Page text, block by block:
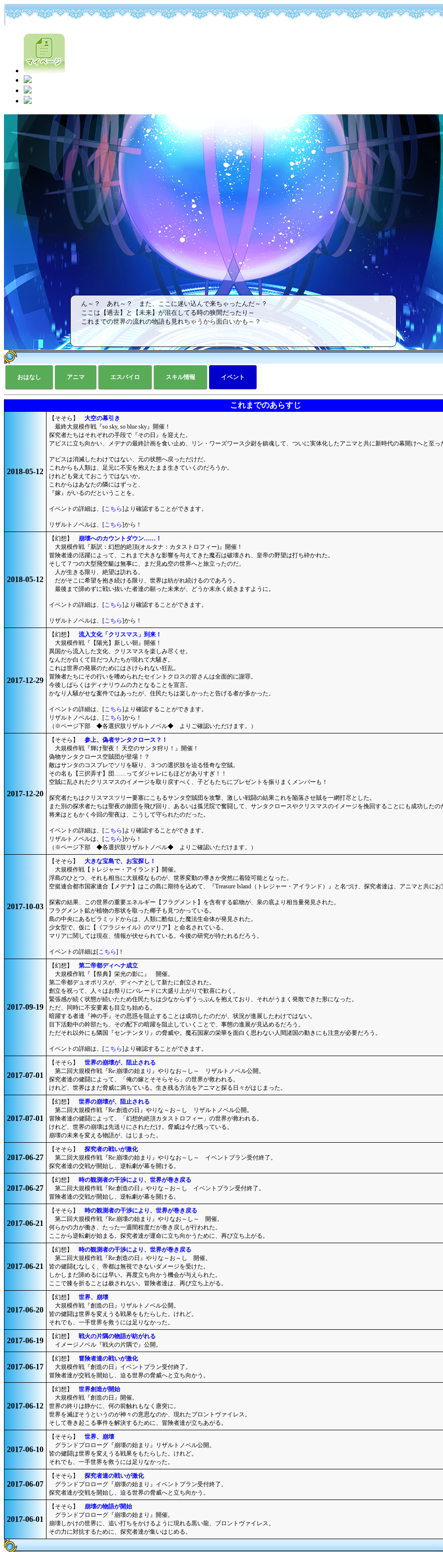
ん～？ あれ～？ また、ここに迷い込んで来ちゃったんだ～？
ここは【過去】と【未来】が混在してる時の狭間だったり～
これまでの世界の流れの物語も見れちゃうから面白いかも～？
おはなし アニマ エスバイロ スキル情報 イベント
これまでのあらすじ
2018-05-12
【そそら】 大空の幕引き
最終大規模作戦『so sky, so blue sky』開催！
探究者たちはそれぞれの手段で『その日』を迎えた。
アビスに立ち向かい、メデナの最終計画を食い止め、リン・ワーズワース少尉を鎮魂して、ついに実体化したアニマと共に新時代の幕開けへと至っ
アビスは消滅したわけではない、元の状態へ戻っただけだ。
これからも人類は、足元に不安を抱えたまま生きていくのだろうか。
けれども覚えておこうではないか。
これからはあなたの隣にはずっと、
『嫁』がいるのだということを。
イベントの詳細は、[こちら]より確認することができます。
リザルトノベルは、[こちら]から！
2018-05-12
【幻想】 崩壊へのカウントダウン……！
大規模作戦『新訳：幻想的絶頂(オルタナ：カタストロフィー)』開催！
冒険者達の活躍によって、これまで大きな影響を与えてきた魔石は破壊され、皇帝の野望は打ち砕かれた。
そして７つの大型飛空艇は無事に、まだ見ぬ空の世界へと旅立ったのだ。
人が生きる限り、絶望は訪れる。
だがそこに希望を抱き続ける限り、世界は紡がれ続けるのであろう。
最後まで諦めずに戦い抜いた者達の願った未来が、どうか末永く続きますように。
イベントの詳細は、[こちら]より確認することができます。
リザルトノベルは、[こちら]から！
2017-12-29
【幻想】 流入文化「クリスマス」到来！
大規模作戦『【陽光】新しい朝』開催！
異国から流入した文化、クリスマスを楽しみ尽くせ。
なんだか白くて目だつ人たちが現れて大騒ぎ。
これは世界の発展のためにはさけられない狂乱。
冒険者たちにその行いを嗜められたセイントクロスの皆さんは全面的に謝罪。
今後しばらくはディナリウムの力となることを宣言。
かなり人騒がせな案件ではあったが、住民たちは楽しかったと告げる者が多かった。
イベントの詳細は、[こちら]より確認することができます。
リザルトノベルは、[こちら]から！
（※ページ下部 ◆各選択肢リザルトノベル◆ よりご確認いただけます。）
2017-12-20
【そそら】 参上、偽者サンタクロース？！
大規模作戦『輝け聖夜！ 天空のサンタ狩り！』開催！
偽物サンタクロース空賊団が登場！？
敵はサンタのコスプレでソリを駆り、３つの選択肢を迫る怪奇な空賊。
その名も【三択弄す】団……ってダジャレにもほどがありすぎ！！
空賊に乱されたクリスマスのイメージを取り戻すべく、子どもたちにプレゼントを振りまくメンバーも！
探究者たちはクリスマスツリー要塞にこもるサンタ空賊団を攻撃、激しい戦闘の結果これを陥落させ賊を一網打尽とした。
また別の探求者たちは聖夜の旅団を飛び回り、あるいは孤児院で奮闘して、サンタクロースやクリスマスのイメージを挽回することにも成功したの
将来はともかく今回の聖夜は、こうして守られたのだった。
イベントの詳細は、[こちら]より確認することができます。
リザルトノベルは、[こちら]から！
（※ページ下部 ◆各選択肢リザルトノベル◆ よりご確認いただけます。）
2017-10-03
【そそら】 大きな宝島で、お宝探し！
大規模作戦【トレジャー・アイランド】開催。
浮島のひとつ、それも相当に大規模なものが、世界変動の導きか突然に着陸可能となった。
空挺連合都市国家連合【メデナ】はこの島に期待を込めて、『Treasure Island（トレジャー・アイランド）』と名づけ、探究者達は、アニマと共にお
探索の結果、この世界の重要エネルギー【フラグメント】を含有する鉱物が、泉の底より相当量発見された。
フラグメント鉱が植物の形状を取った椰子も見つかっている。
島の中央にあるピラミッドからは、人類に酷似した魔法生命体が発見された。
少女型で、仮に【《フラジャイル》のマリア】と命名されている。
マリアに関しては現在、情報が伏せられている。今後の研究が待たれるだろう。
イベントの詳細は[こちら]！
2017-09-19
【幻想】 第二帝都ディヘナ成立
大規模作戦『【祭典】栄光の影に』 開催。
第二帝都デュオポリスが、ディヘナとして新たに創立された。
創立を祝って、人々はお祭りにパレードに大盛り上がりで歓喜にわく。
緊張感が続く状態が続いたため住民たちは少なからずうっぷんを抱えており、それがうまく発散できた形になった。
ただ、同時に不安要素も目立ち始める。
暗躍する者達『神の手』その思惑を阻止することは成功したのだが、状況が進展したわけではない。
目下活動中の幹部たち、その配下の暗躍を阻止していくことで、事態の進展が見込めるだろう。
ただそれ以外にも隣国『センテンタリ』の脅威や。魔石国家の栄華を面白く思わない人間諸国の動きにも注意が必要だろう。
イベントの詳細は、[こちら]より確認することができます。
2017-07-01
【そそら】 世界の崩壊が、阻止される
第二回大規模作戦『Re:崩壊の始まり』やりなお～し～ リザルトノベル公開。
探究者達の健闘によって、「俺の嫁とそそらそら」の世界が救われる。
けれど、世界はまだ脅威に満ちている。生き残る方法をアニマと探る日々がはじまった。
2017-07-01
【幻想】 世界の崩壊が、阻止される
第二回大規模作戦『Re:創造の日』やりな～お～し リザルトノベル公開。
冒険者達の健闘によって、「幻想的絶頂カタストロフィー」の世界が救われる。
けれど、世界の崩壊は先送りにされただけ。脅威は今だ残っている。
崩壊の未来を変える物語が、はじまった。
2017-06-27
【そそら】 探究者の戦いが激化
第二回大規模作戦『Re:崩壊の始まり』やりなお～し～ イベントプラン受付終了。
探究者達の交戦が開始し、逆転劇が幕を開ける。
2017-06-27
【幻想】 時の観測者の干渉により、世界が巻き戻る
第二回大規模作戦『Re:創造の日』やりな～お～し イベントプラン受付終了。
冒険者達の交戦が開始し、逆転劇が幕を開ける。
2017-06-21
【そそら】 時の観測者の干渉により、世界が巻き戻る
第二回大規模作戦『Re:崩壊の始まり』やりなお～し～ 開催。
何らかの力が働き、たった一週間程度だが巻き戻しが行われた。
ここから逆転劇が始まる。探究者達が運命に立ち向かうために、再び立ち上がる。
2017-06-21
【幻想】 時の観測者の干渉により、世界が巻き戻る
第二回大規模作戦『Re:創造の日』やりな～お～し 開催。
皆の健闘むなしく、帝都は無視できないダメージを受けた。
しかしまだ諦めるには早い。再度立ち向かう機会が与えられた。
ここで膝を折ることは赦されない。冒険者達は、再び立ち上がる。
2017-06-20
【幻想】 世界、崩壊
大規模作戦『創造の日』リザルトノベル公開。
皆の健闘は世界を変えうる戦果をもたらした。けれど。
それでも、一手世界を救うには足りなかった。
2017-06-19 【幻想】 戦火の片隅の物語が紡がれる
イメージノベル『戦火の片隅で』公開。
2017-06-17
【幻想】 冒険者達の戦いが激化
大規模作戦『創造の日』イベントプラン受付終了。
冒険者達が交戦を開始し、迫る世界の脅威へと立ち向かう。
2017-06-12
【幻想】 世界創造が開始
大規模作戦『創造の日』開催。
世界の終りは静かに、何の前触れもなく唐突に。
世界を滅ぼそうというのが神々の意思なのか、現れたブロントヴァイレス。
そして巻き起こる事件を解決するために、冒険者達が立ちあがる。
2017-06-10
【そそら】 世界、崩壊
グランドプロローグ『崩壊の始まり』リザルトノベル公開。
皆の健闘は世界を変えうる戦果をもたらした。けれど。
それでも、一手世界を救うには足りなかった。
2017-06-07
【そそら】 探究者達の戦いが激化
グランドプロローグ『崩壊の始まり』イベントプラン受付終了。
探究者達が交戦を開始し、迫る世界の脅威へと立ち向かう。
2017-06-01
【そそら】 崩壊の物語が開始
グランドプロローグ『崩壊の始まり』開催。
崩壊しかけの世界に、追い打ちをかけるように現れる黒い龍、ブロントヴァイレス。
その力に対抗するために、探究者達が集いはじめる。